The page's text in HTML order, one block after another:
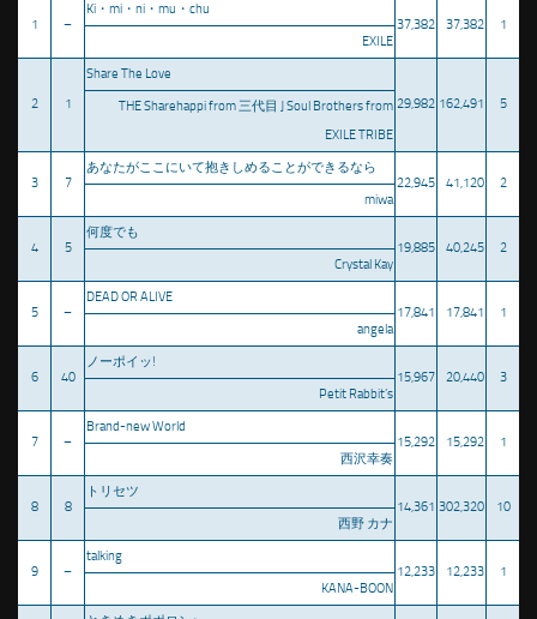
1 –
Ki・mi・ni・mu・chu
37,382
37,382
1
EXILE
2 1
Share The Love
29,982 162,491 5
THE Sharehappi from 三代目 J Soul Brothers from
EXILE TRIBE
3 7
あなたがここにいて抱きしめることができるなら
22,945
41,120
2
miwa
4 5
何度でも
19,885
40,245
2
Crystal Kay
5 –
DEAD OR ALIVE
17,841
17,841
1
angela
6 40
ノーポイッ!
15,967
20,440
3
Petit Rabbit’s
7 –
Brand-new World
15,292
15,292
1
西沢幸奏
8 8
トリセツ
14,361 302,320
10
西野 カナ
9 –
talking
12,233
12,233
1
KANA-BOON